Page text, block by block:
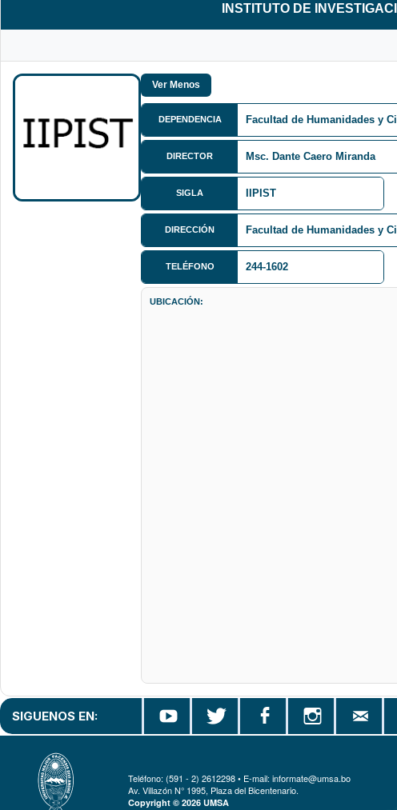
INSTITUTO DE
DEPENDENCIA Facultad de Humanidades y
DIRECTOR Msc. Dante Caero Miranda
SIGLA IIPIST
DIRECCIÓN Facultad de Humanidades y
TELÉFONO 244-1602
UBICACIÓN:
SIGUENOS EN:
Teléfono: (591 - 2) 2612298 • E-mail: informate@umsa.bo
Av. Villazón N° 1995, Plaza del Bicentenario.
Copyright © 2026 UMSA